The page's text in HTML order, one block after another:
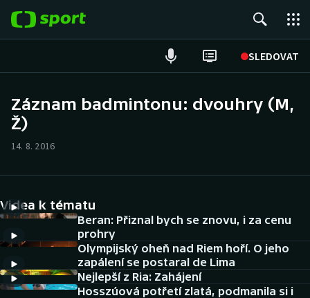
SLEDOVAT
Hokej
Cyklistika
DALŠÍ SPORTY
Americký fotbal
NEPŘEHLÉDNĚTE
Záznam badmintonu: dvouhry (M,
Ž)
14. 8. 2016
Videa k tématu
Beran: Přiznal bych se znovu, i za cenu
prohry
Olympijský oheň nad Riem hoří. O jeho
zapálení se postaral de Lima
Nejlepší z Ria: Zahájení
Hosszúová potřetí zlatá, podmanila si i